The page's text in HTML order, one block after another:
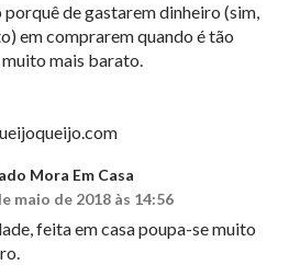
de gastarem dinheiro (sim,
em comprarem quando é tão
mais barato.
Mora Em Casa
maio de 2018 às 14:56
feita em casa poupa-se muito